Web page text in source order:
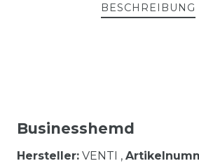
BESCHREIBUNG
Businesshemd
Hersteller: VENTI ,